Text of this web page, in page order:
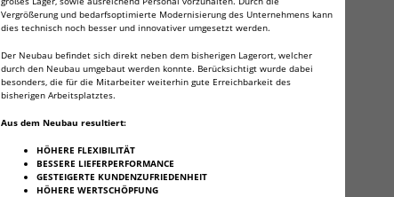
Vergrößerung und bedarfsoptimierte Modernisierung des Unternehmens kann
dies technisch noch besser und innovativer umgesetzt werden.
Der Neubau befindet sich direkt neben dem bisherigen Lagerort, welcher
durch den Neubau umgebaut werden konnte. Berücksichtigt wurde dabei
besonders, die für die Mitarbeiter weiterhin gute Erreichbarkeit des
bisherigen Arbeitsplatztes.
Aus dem Neubau resultiert:
HÖHERE FLEXIBILITÄT
BESSERE LIEFERPERFORMANCE
GESTEIGERTE KUNDENZUFRIEDENHEIT
HÖHERE WERTSCHÖPFUNG
675
675A
675HPX
ac675